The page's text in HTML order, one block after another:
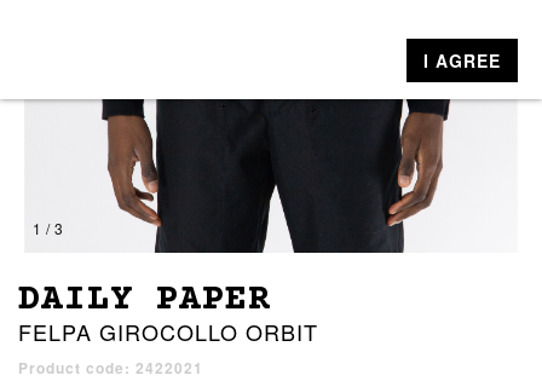
1 / 3
DAILY PAPER
FELPA GIROCOLLO ORBIT
Product code: 2422021
I AGREE